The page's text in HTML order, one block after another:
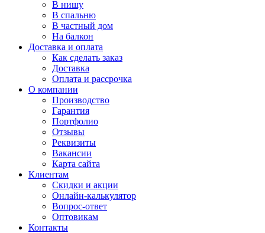
В нишу
В спальню
В частный дом
На балкон
Доставка и оплата
Как сделать заказ
Доставка
Оплата и рассрочка
О компании
Производство
Гарантия
Портфолио
Отзывы
Реквизиты
Вакансии
Карта сайта
Клиентам
Скидки и акции
Онлайн-калькулятор
Вопрос-ответ
Оптовикам
Контакты